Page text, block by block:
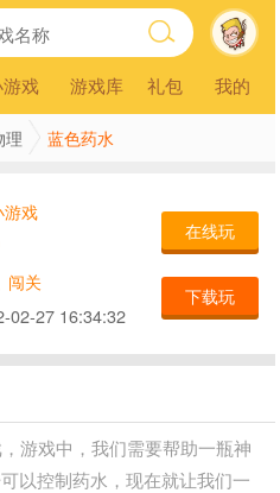
戏 游戏库 礼包 我的
理 蓝色药水
游戏
闯关
02-27 16:34:32
在线玩
下载玩
游戏中，我们需要帮助一瓶神
以控制药水，现在就让我们一